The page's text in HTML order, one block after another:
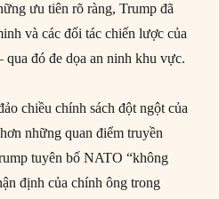
ưu tiên rõ ràng, Trump đã
và các đối tác chiến lược của
đó đe dọa an ninh khu vực.
chiều chính sách đột ngột của
những quan điểm truyền
tuyên bố NATO “không
định của chính ông trong